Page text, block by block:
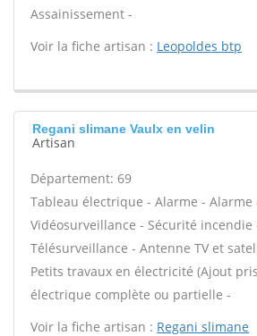
Assainissement -
Voir la fiche artisan : Leopoldes btp
Regani slimane Vaulx en velin
Artisan
Département: 69
Tableau électrique - Alarme - Alarme
Vidéosurveillance - Sécurité incendie
Télésurveillance - Antenne TV et
Petits travaux en électricité (Ajout
électrique complète ou partielle -
Voir la fiche artisan : Regani slimane